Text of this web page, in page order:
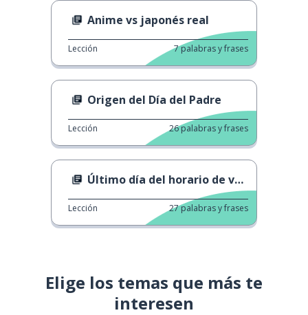
Anime vs japonés real
Lección 7palabras y frases
Origen del Día del Padre
Lección 26palabras y frases
Último día del horario de verano
Lección 27palabras y frases
Elige los temas que más te
interesen